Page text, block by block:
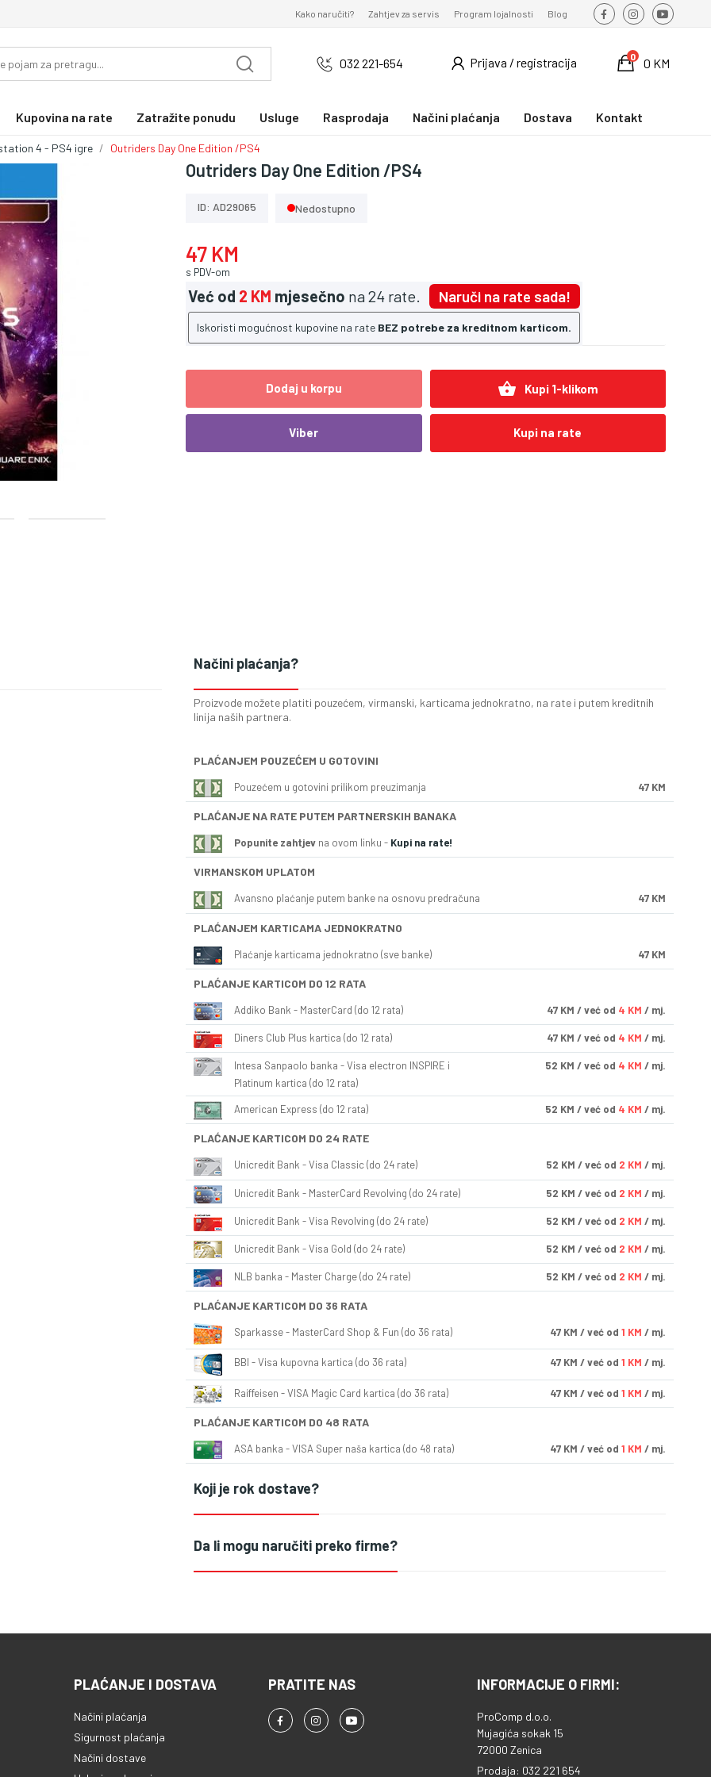
Kako naručiti? Zahtjev za servis Program lojalnosti Blog
032 221-654 Prijava / registracija 0 KM
0
Kupovina na rate Zatražite ponudu Usluge Rasprodaja Načini plaćanja Dostava Kontakt
4 - PS4 igre Outriders Day One Edition /PS4
Outriders Day One Edition /PS4
ID: AD29065 Nedostupno
47 KM
s PDV-om
Već od 2 KM mjesečno na 24 rate. Naruči na rate sada!
Iskoristi mogućnost kupovine na rate BEZ potrebe za kreditnom karticom.
Dodaj u korpu shopping_basket Kupi 1-klikom
Viber Kupi na rate
Načini plaćanja?
Proizvode možete platiti pouzećem, virmanski, karticama jednokratno, na rate i putem kreditnih
linija naših partnera.
PLAĆANJEM POUZEĆEM U GOTOVINI
Pouzećem u gotovini prilikom preuzimanja 47 KM
PLAĆANJE NA RATE PUTEM PARTNERSKIH BANAKA
Popunite zahtjev na ovom linku - Kupi na rate!
VIRMANSKOM UPLATOM
Avansno plaćanje putem banke na osnovu predračuna 47 KM
PLAĆANJEM KARTICAMA JEDNOKRATNO
Plaćanje karticama jednokratno (sve banke) 47 KM
PLAĆANJE KARTICOM DO 12 RATA
Addiko Bank - MasterCard (do 12 rata) 47 KM / već od 4 KM / mj.
Diners Club Plus kartica (do 12 rata) 47 KM / već od 4 KM / mj.
Intesa Sanpaolo banka - Visa electron INSPIRE i
Platinum kartica (do 12 rata)
52 KM / već od 4 KM / mj.
American Express (do 12 rata) 52 KM / već od 4 KM / mj.
PLAĆANJE KARTICOM DO 24 RATE
Unicredit Bank - Visa Classic (do 24 rate) 52 KM / već od 2 KM / mj.
Unicredit Bank - MasterCard Revolving (do 24 rate) 52 KM / već od 2 KM / mj.
Unicredit Bank - Visa Revolving (do 24 rate) 52 KM / već od 2 KM / mj.
Unicredit Bank - Visa Gold (do 24 rate) 52 KM / već od 2 KM / mj.
NLB banka - Master Charge (do 24 rate) 52 KM / već od 2 KM / mj.
PLAĆANJE KARTICOM DO 36 RATA
Sparkasse - MasterCard Shop & Fun (do 36 rata) 47 KM / već od 1 KM / mj.
BBI - Visa kupovna kartica (do 36 rata) 47 KM / već od 1 KM / mj.
Raiffeisen - VISA Magic Card kartica (do 36 rata) 47 KM / već od 1 KM / mj.
PLAĆANJE KARTICOM DO 48 RATA
ASA banka - VISA Super naša kartica (do 48 rata) 47 KM / već od 1 KM / mj.
Koji je rok dostave?
Da li mogu naručiti preko firme?
PLAĆANJE I DOSTAVA
Načini plaćanja
Sigurnost plaćanja
Načini dostave
PRATITE NAS INFORMACIJE O FIRMI:
ProComp d.o.o.
Mujagića sokak 15
72000 Zenica
Prodaja: 032 221 654